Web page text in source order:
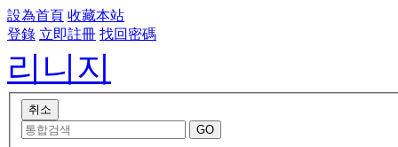
設為首頁 收藏本站
登錄 立即註冊 找回密碼
리니지